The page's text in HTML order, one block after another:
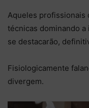
Aqueles profissionais
técnicas dominando
se destacarão,
Fisiologicamente
divergem.